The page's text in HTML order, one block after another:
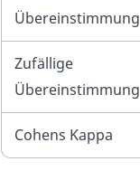
Übereinstimmung
Zufällige
Übereinstimmung
Cohens Kappa